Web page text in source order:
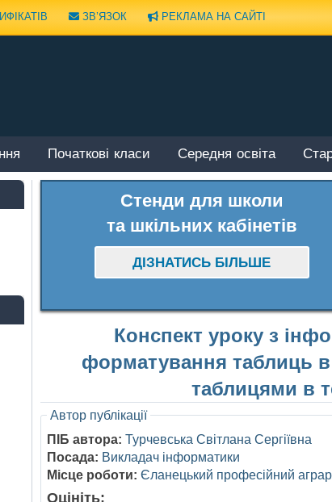
ЗВ’ЯЗОК РЕКЛАМА НА САЙТІ
Початкові класи Середня освіта
Стенди для школи
та шкільних кабінетів
ДІЗНАТИСЬ БІЛЬШЕ
Конспект уроку з
форматування таблиць в
таблицями в
Автор публікації
ПІБ автора: Турчевська Світлана Сергіївна
Посада: Викладач інформатики
Місце роботи: Єланецький професійний
Оцініть: